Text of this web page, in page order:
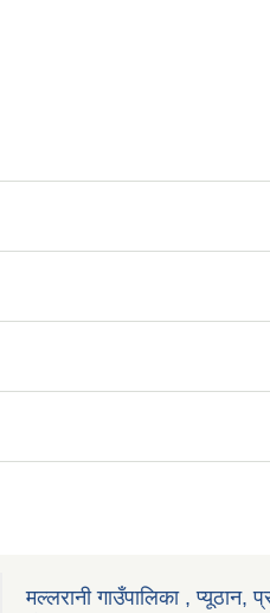
मल्लरानी गाउँपालिका , प्यूठान,